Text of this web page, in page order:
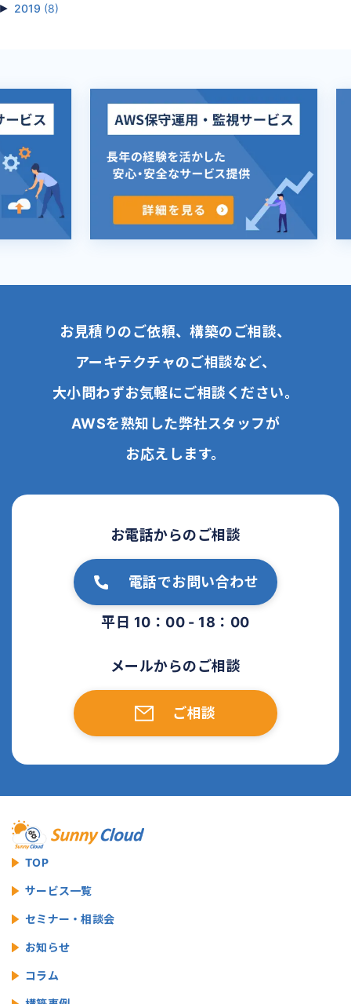
2019 (8)
お見積りのご依頼、構築のご相談、
アーキテクチャのご相談など、
大小問わずお気軽にご相談ください。
AWSを熟知した弊社スタッフが
お応えします。
お電話からのご相談
電話でお問い合わせ
平日 10：00 - 18：00
メールからのご相談
ご相談
TOP
サービス一覧
セミナー・相談会
お知らせ
コラム